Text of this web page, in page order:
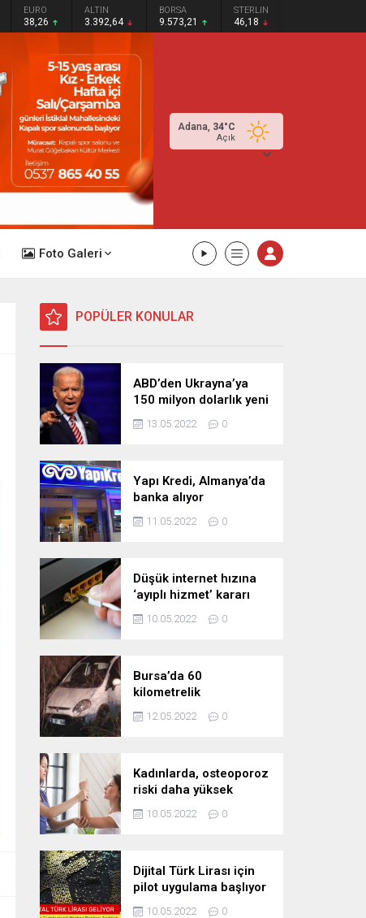
EURO
38,26
ALTIN
3.392,64
BORSA
9.573,21
STERLIN
46,18
Adana, 34°C
Açık
Foto Galeri
POPÜLER KONULAR
ABD’den Ukrayna’ya
150 milyon dolarlık yeni
askeri yardım
13.05.2022 0
Yapı Kredi, Almanya’da
banka alıyor
11.05.2022 0
Düşük internet hızına
‘ayıplı hizmet’ kararı
10.05.2022 0
Bursa’da 60
kilometrelik
kovalamaca!
12.05.2022 0
Kadınlarda, osteoporoz
riski daha yüksek
10.05.2022 0
Dijital Türk Lirası için
pilot uygulama başlıyor
10.05.2022 0